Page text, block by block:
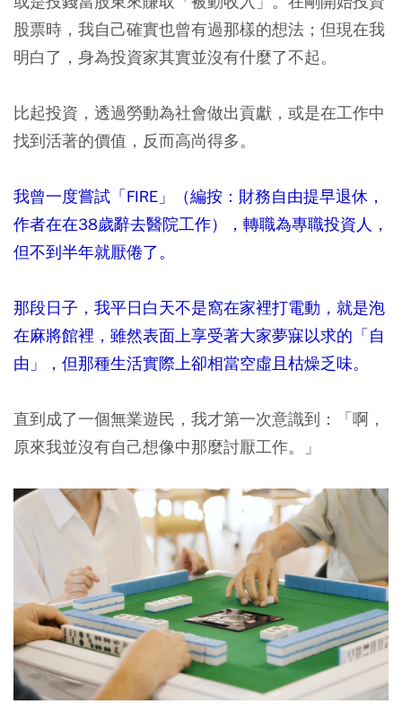
股票時，我自己確實也曾有過那樣的想法；但現在我
明白了，身為投資家其實並沒有什麼了不起。
比起投資，透過勞動為社會做出貢獻，或是在工作中
找到活著的價值，反而高尚得多。
我曾一度嘗試「FIRE」（編按：財務自由提早退休，
作者在在38歲辭去醫院工作），轉職為專職投資人，
但不到半年就厭倦了。
那段日子，我平日白天不是窩在家裡打電動，就是泡
在麻將館裡，雖然表面上享受著大家夢寐以求的「自
由」，但那種生活實際上卻相當空虛且枯燥乏味。
直到成了一個無業遊民，我才第一次意識到：「啊，
原來我並沒有自己想像中那麼討厭工作。」